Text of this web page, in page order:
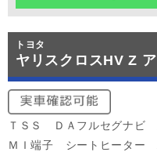
トヨタ
ヤリスクロスHV Z
ＴＳＳ ＤＡフルセグナビ
ＭＩ端子 シートヒーター